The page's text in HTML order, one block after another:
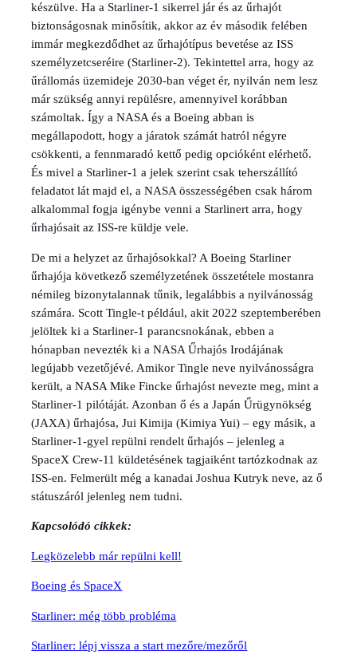
készülve. Ha a Starliner-1 sikerrel jár és az űrhajót
biztonságosnak minősítik, akkor az év második felében
immár megkezdődhet az űrhajótípus bevetése az ISS
személyzetcseréire (Starliner-2). Tekintettel arra, hogy az
űrállomás üzemideje 2030-ban véget ér, nyilván nem lesz
már szükség annyi repülésre, amennyivel korábban
számoltak. Így a NASA és a Boeing abban is
megállapodott, hogy a járatok számát hatról négyre
csökkenti, a fennmaradó kettő pedig opcióként elérhető.
És mivel a Starliner-1 a jelek szerint csak teherszállító
feladatot lát majd el, a NASA összességében csak három
alkalommal fogja igénybe venni a Starlinert arra, hogy
űrhajósait az ISS-re küldje vele.
De mi a helyzet az űrhajósokkal? A Boeing Starliner
űrhajója következő személyzetének összetétele mostanra
némileg bizonytalannak tűnik, legalábbis a nyilvánosság
számára. Scott Tingle-t például, akit 2022 szeptemberében
jelöltek ki a Starliner-1 parancsnokának, ebben a
hónapban nevezték ki a NASA Űrhajós Irodájának
legújabb vezetőjévé. Amikor Tingle neve nyilvánosságra
került, a NASA Mike Fincke űrhajóst nevezte meg, mint a
Starliner-1 pilótáját. Azonban ő és a Japán Űrügynökség
(JAXA) űrhajósa, Jui Kimija (Kimiya Yui) – egy másik, a
Starliner-1-gyel repülni rendelt űrhajós – jelenleg a
SpaceX Crew-11 küldetésének tagjaiként tartózkodnak az
ISS-en. Felmerült még a kanadai Joshua Kutryk neve, az ő
státuszáról jelenleg nem tudni.
Kapcsolódó cikkek:
Legközelebb már repülni kell!
Boeing és SpaceX
Starliner: még több probléma
Starliner: lépj vissza a start mezőre/mezőről